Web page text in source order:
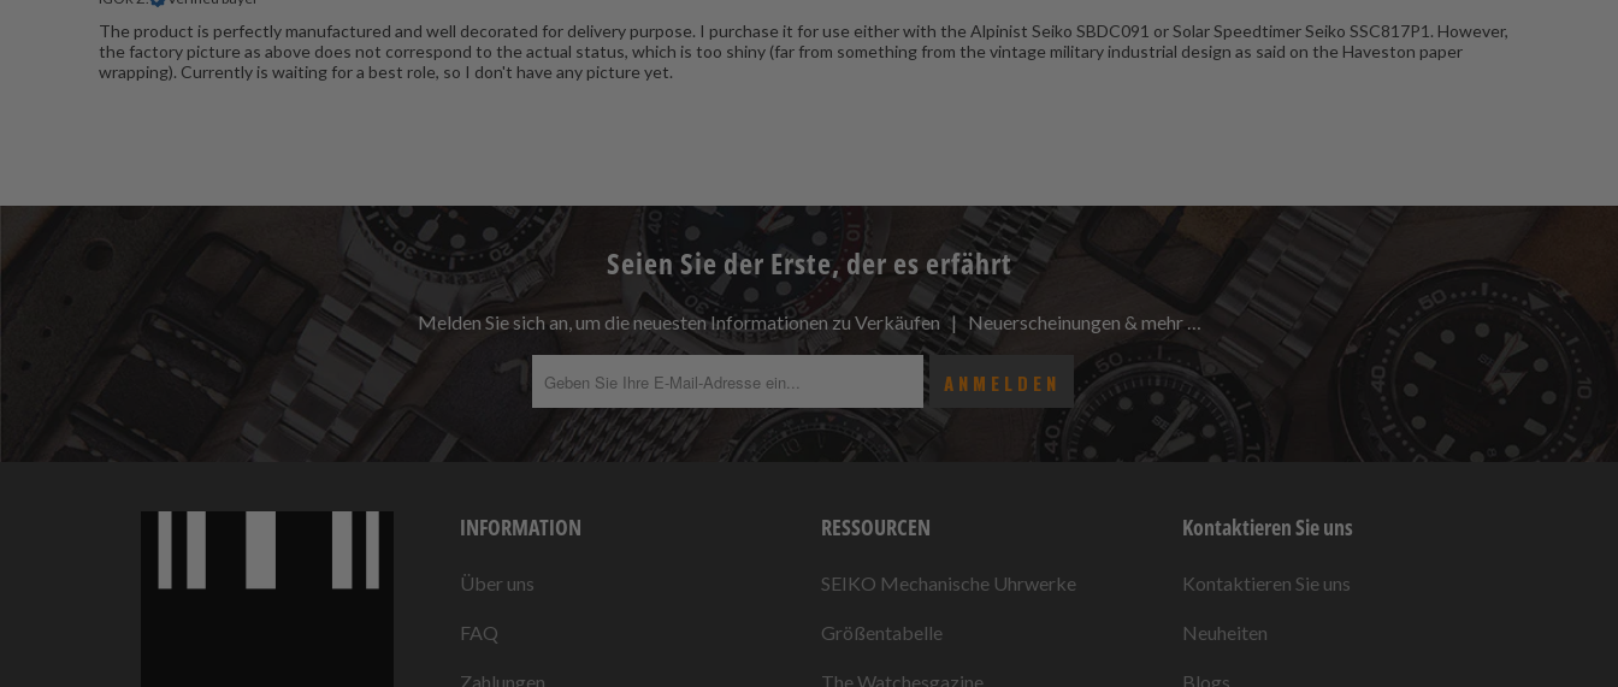
The product is perfectly manufactured and well decorated for delivery purpose. I purchase it for use either with the Alpinist Seiko SBDC091 or Solar Speedtimer Seiko SSC817P1. However,
the factory picture as above does not correspond to the actual status, which is too shiny (far from something from the vintage military industrial design as said on the Haveston paper
wrapping). Currently is waiting for a best role, so I don't have any picture yet.
Seien Sie der Erste, der es erfährt
Melden Sie sich an, um die neuesten Informationen zu Verkäufen | Neuerscheinungen & mehr …
INFORMATION
Über uns
FAQ
Zahlungen
RESSOURCEN
SEIKO Mechanische Uhrwerke
Größentabelle
The Watchesgazine
Kontaktieren Sie uns
Kontaktieren Sie uns
Neuheiten
Blogs